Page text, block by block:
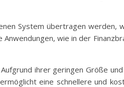
System übertragen werden,
wie in der
ihrer geringen Größe
eine schnellere und